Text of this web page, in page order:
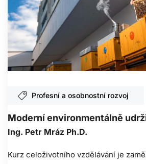
Profesní a osobnostní rozvoj
Moderní environmentálně
Ing. Petr Mráz Ph.D.
Kurz celoživotního vzdělávání je